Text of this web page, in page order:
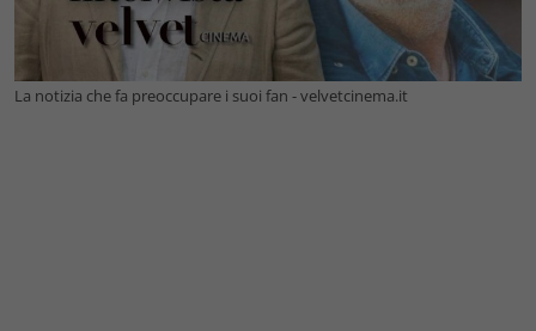
La notizia che fa preoccupare i suoi fan - velvetcinema.it